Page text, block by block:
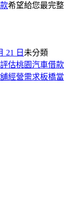
希望給您最完整
21 日 類
未分類
估桃園汽車借款
經營需求板橋當